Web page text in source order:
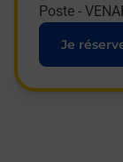
Poste -
Je